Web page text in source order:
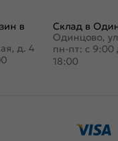
в
д. 4
Склад в
Одинцово,
пн-пт: с 9:00
18:00